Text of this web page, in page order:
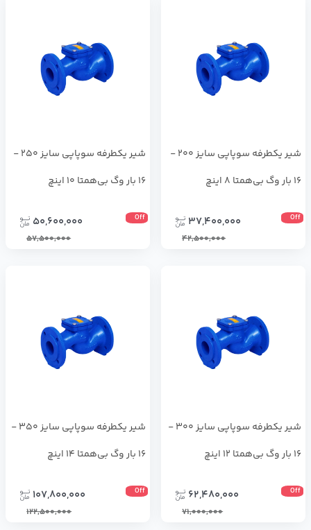
شیر یکطرفه سوپاپی سایز 200 -
16 بار وگ بی‌همتا 8 اینچ
Off
37,400,000
42,500,000
شیر یکطرفه سوپاپی سایز 250 -
16 بار وگ بی‌همتا 10 اینچ
Off
50,600,000
57,500,000
شیر یکطرفه سوپاپی سایز 300 -
16 بار وگ بی‌همتا 12 اینچ
Off
62,480,000
71,000,000
شیر یکطرفه سوپاپی سایز 350 -
16 بار وگ بی‌همتا 14 اینچ
Off
107,800,000
122,500,000